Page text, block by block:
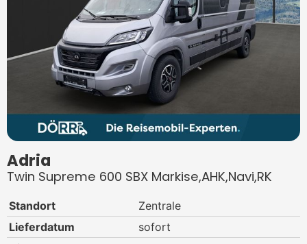
Adria
Twin Supreme 600 SBX Markise,AHK,Navi,RK
Standort
Zentrale
Lieferdatum
sofort